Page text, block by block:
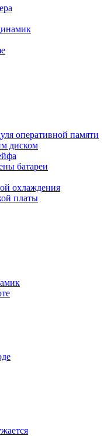
оперативной памяти
диском
батареи
охлаждения
платы